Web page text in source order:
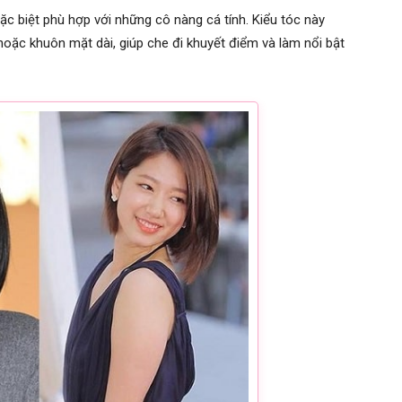
biệt phù hợp với những cô nàng cá tính. Kiểu tóc này
khuôn mặt dài, giúp che đi khuyết điểm và làm nổi bật